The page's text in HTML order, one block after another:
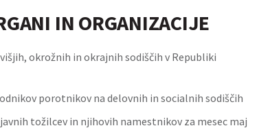
IN ORGANIZACIJE
okrožnih in okrajnih sodiščih v Republiki
porotnikov na delovnih in socialnih sodiščih
tožilcev in njihovih namestnikov za mesec maj